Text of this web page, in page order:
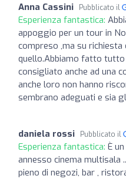
Anna Cassini Pubblicato il
Esperienza fantastica:
appoggio per un tour in
compreso ,ma su
quello.Abbiamo fatto tutto
consigliato anche ad una
anche loro non hanno
sembrano adeguati e sia
daniela rossi Pubblicato il
Esperienza fantastica: È
annesso cinema multisala
pieno di negozi, bar ,